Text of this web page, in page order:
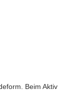
Beim Aktiv